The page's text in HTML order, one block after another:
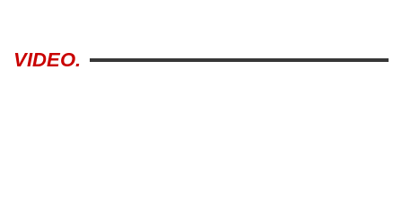
VIDEO.